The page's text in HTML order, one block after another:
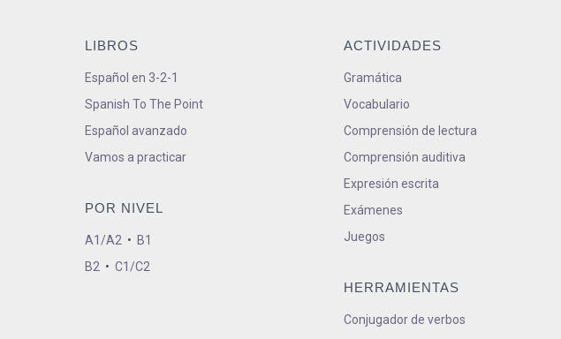
LIBROS
Español en 3-2-1
Spanish To The Point
Español avanzado
Vamos a practicar
POR NIVEL
A1/A2 • B1
B2 • C1/C2
ACTIVIDADES
Gramática
Vocabulario
Comprensión de lectura
Comprensión auditiva
Expresión escrita
Exámenes
Juegos
HERRAMIENTAS
Conjugador de verbos